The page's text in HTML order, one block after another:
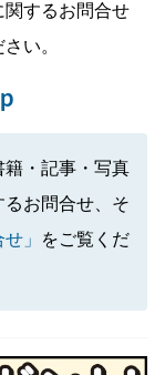
関するお問合せ
い。
籍・記事・写真
お問合せ、そ
」
をご覧くだ